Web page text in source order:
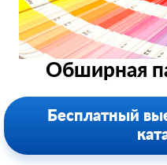
Обширная
Бесплатный